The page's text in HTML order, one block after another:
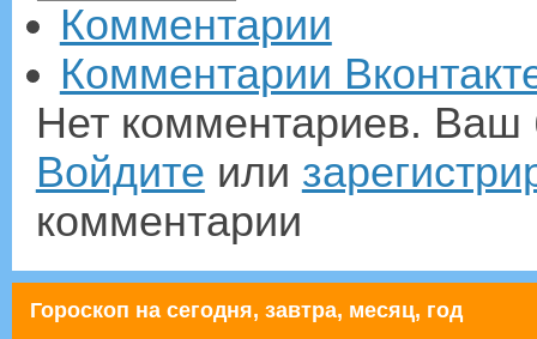
Комментарии
Комментарии
Нет комментариев. Ваш
Войдите или
комментарии
Гороскоп на сегодня, завтра, месяц, год